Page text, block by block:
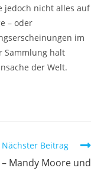
jedoch nicht alles auf
– oder
im
Sammlung halt
der Welt.
Nächster Beitrag
Mandy Moore und